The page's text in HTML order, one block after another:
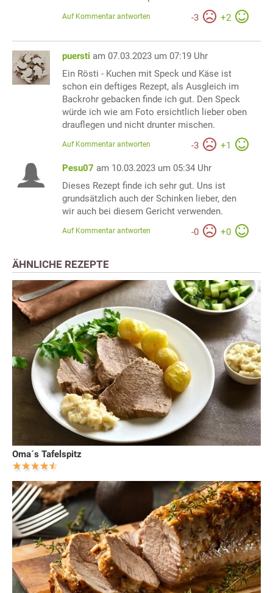
-3 +2
Auf Kommentar antworten
puersti am 07.03.2023 um 07:19 Uhr
Ein Rösti - Kuchen mit Speck und Käse ist
schon ein deftiges Rezept, als Ausgleich im
Backrohr gebacken finde ich gut. Den Speck
würde ich wie am Foto ersichtlich lieber oben
drauflegen und nicht drunter mischen.
-3 +1
Auf Kommentar antworten
Pesu07 am 10.03.2023 um 05:34 Uhr
Dieses Rezept finde ich sehr gut. Uns ist
grundsätzlich auch der Schinken lieber, den
wir auch bei diesem Gericht verwenden.
-0 +0
Auf Kommentar antworten
ÄHNLICHE REZEPTE
Oma´s Tafelspitz